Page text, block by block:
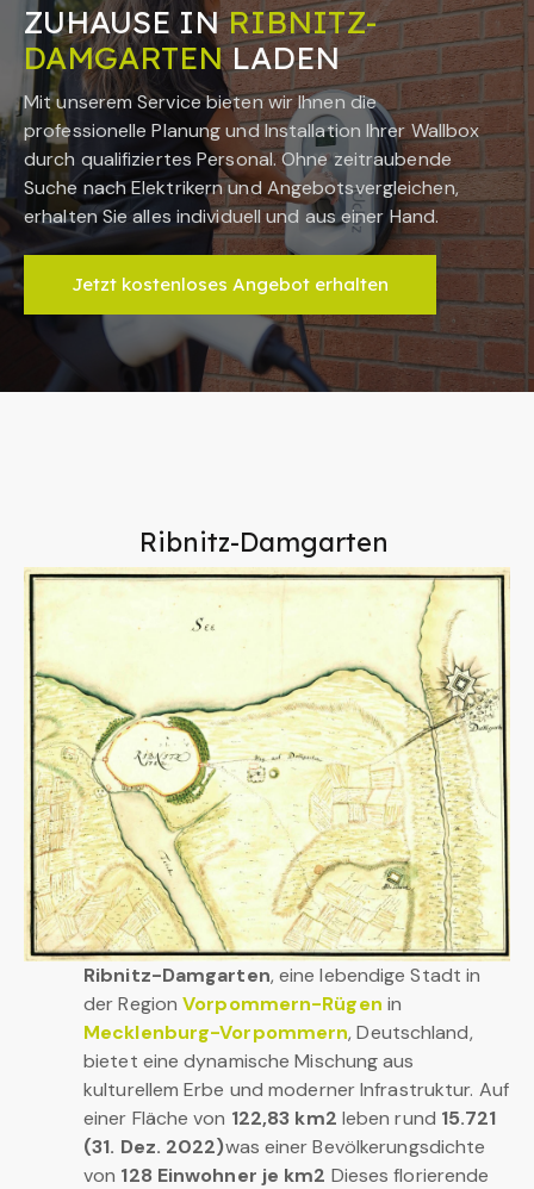
ZUHAUSE INRIBNITZ-
DAMGARTENLADEN
Mit unserem Service bieten wir Ihnen die
professionelle Planung und Installation Ihrer Wallbox
durch qualifiziertes Personal. Ohne zeitraubende
Suche nach Elektrikern und Angebotsvergleichen,
erhalten Sie alles individuell und aus einer Hand.
Jetzt kostenloses Angebot erhalten
Ribnitz-Damgarten
Ribnitz-Damgarten, eine lebendige Stadt in
der RegionVorpommern-Rügen in
Mecklenburg-Vorpommern, Deutschland,
bietet eine dynamische Mischung aus
kulturellem Erbe und moderner Infrastruktur. Auf
einer Fläche von 122,83 km2 leben rund 15.721
(31. Dez. 2022)was einer Bevölkerungsdichte
von 128 Einwohner je km2 Dieses florierende